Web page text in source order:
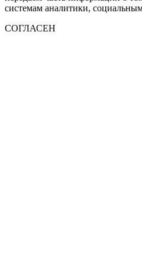
системам аналитики,
СОГЛАСЕН